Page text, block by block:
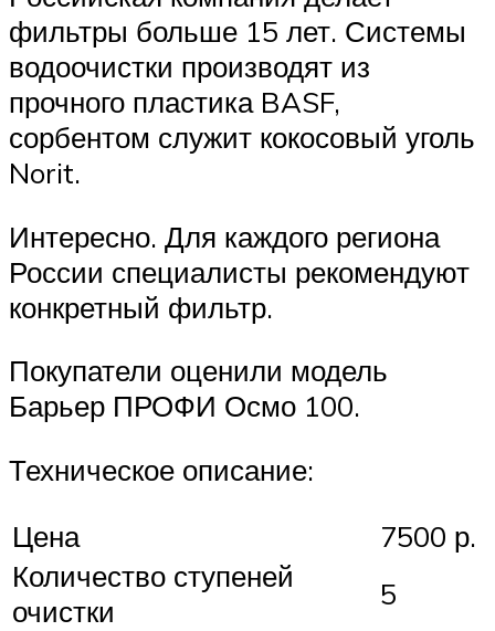
фильтры больше 15 лет. Системы
водоочистки производят из
прочного пластика BASF,
сорбентом служит кокосовый уголь
Norit.
Интересно. Для каждого региона
России специалисты рекомендуют
конкретный фильтр.
Покупатели оценили модель
Барьер ПРОФИ Осмо 100.
Техническое описание:
Цена
7500 р.
Количество ступеней
очистки
5